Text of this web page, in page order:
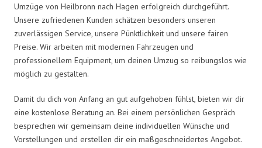
Umzüge von Heilbronn nach Hagen erfolgreich durchgeführt.
Unsere zufriedenen Kunden schätzen besonders unseren
zuverlässigen Service, unsere Pünktlichkeit und unsere fairen
Preise. Wir arbeiten mit modernen Fahrzeugen und
professionellem Equipment, um deinen Umzug so reibungslos wie
möglich zu gestalten.
Damit du dich von Anfang an gut aufgehoben fühlst, bieten wir dir
eine kostenlose Beratung an. Bei einem persönlichen Gespräch
besprechen wir gemeinsam deine individuellen Wünsche und
Vorstellungen und erstellen dir ein maßgeschneidertes Angebot.